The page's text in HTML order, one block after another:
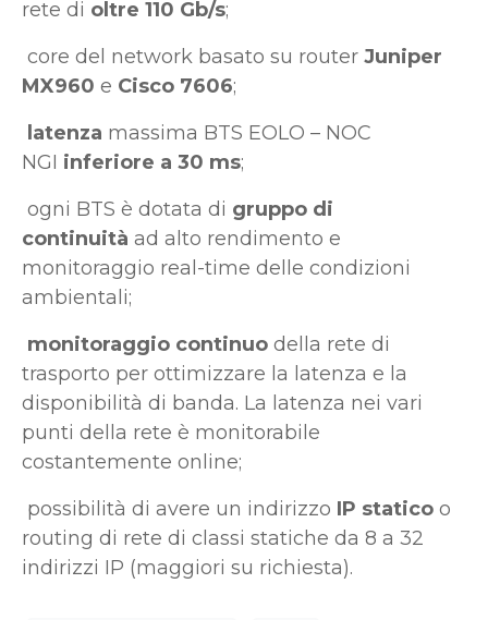
rete di oltre 110 Gb/s;
core del network basato su router Juniper
MX960 e Cisco 7606;
latenza massima BTS EOLO – NOC
NGI inferiore a 30 ms;
ogni BTS è dotata di gruppo di
continuità ad alto rendimento e
monitoraggio real-time delle condizioni
ambientali;
monitoraggio continuo della rete di
trasporto per ottimizzare la latenza e la
disponibilità di banda. La latenza nei vari
punti della rete è monitorabile
costantemente online;
possibilità di avere un indirizzo IP statico o
routing di rete di classi statiche da 8 a 32
indirizzi IP (maggiori su richiesta).